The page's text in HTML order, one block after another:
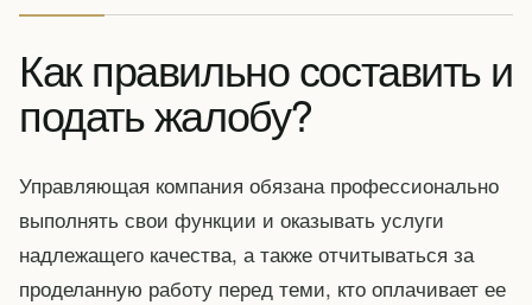
Как правильно составить и
подать жалобу?
Управляющая компания обязана профессионально
выполнять свои функции и оказывать услуги
надлежащего качества, а также отчитываться за
проделанную работу перед теми, кто оплачивает ее